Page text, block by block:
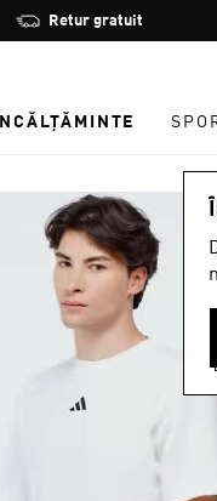
Oprește
rotația
Retur gratuit
ÎNCĂLȚĂMINTE